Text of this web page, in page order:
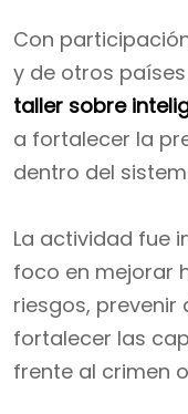
Con
y de otros
taller sobre
a fortalecer la
dentro del
La actividad fue
foco en mejorar
riesgos, prevenir
fortalecer las
frente al crimen